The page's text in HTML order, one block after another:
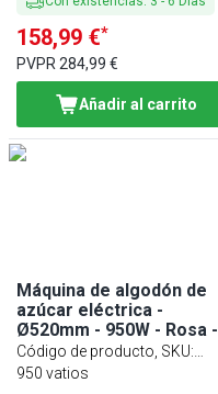
158,99 €*
PVPR 284,99 €
Añadir al carrito
Máquina de algodón de
azúcar eléctrica -
Ø520mm - 950W - Rosa -
con cúpula protectora
Código de producto, SKU:
ZWJ950#SPSZWJ
950 vatios